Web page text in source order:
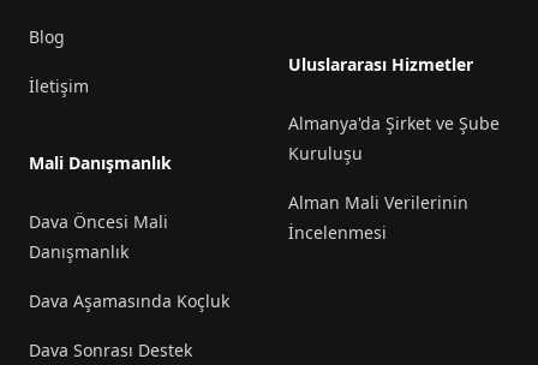
Blog
İletişim
Mali Danışmanlık
Dava Öncesi Mali
Danışmanlık
Dava Aşamasında Koçluk
Dava Sonrası Destek
Uluslararası Hizmetler
Almanya'da Şirket ve Şube
Kuruluşu
Alman Mali Verilerinin
İncelenmesi